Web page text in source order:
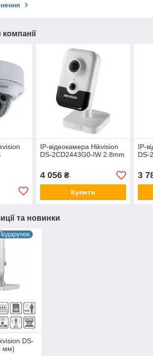
компанії
IP-відеокамера Hikvision
DS-2CD2443G0-IW 2.8mm
4 056₴
Купити
IP-
DS-
3
та новинки
DS-
мм)